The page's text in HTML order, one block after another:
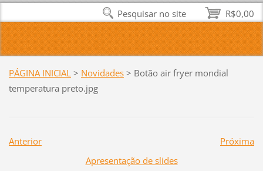
PÁGINA INICIAL > Novidades > Botão air fryer mondial
temperatura preto.jpg
Anterior
Próxima
Apresentação de slides
R$0,00
Pesquisar no site